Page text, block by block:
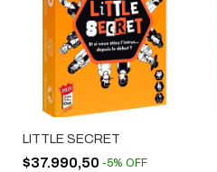
LITTLE SECRET
$37.990,50 -5% OFF